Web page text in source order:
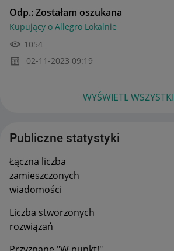
Odp.: Zostałam oszukana
Kupujący o Allegro Lokalnie
1054
‎02-11-2023 09:19
WYŚWIETL
Publiczne statystyki
Łączna liczba
zamieszczonych
wiadomości
Liczba stworzonych
rozwiązań